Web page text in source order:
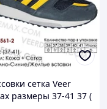
сетка Veer
размеры 37-41 37 (